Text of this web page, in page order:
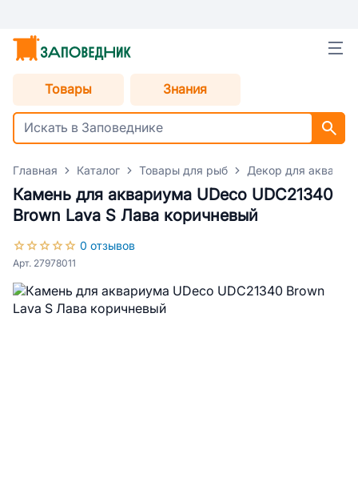
Товары Знания
Главная Каталог Товары для рыб Декор для
Камень для аквариума UDeco UDC21340
Brown Lava S Лава коричневый
0 отзывов
Арт. 27978011